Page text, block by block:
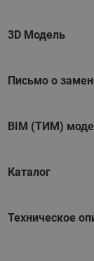
3D Модель
Письмо о
BIM (ТИМ)
Каталог
Техническое